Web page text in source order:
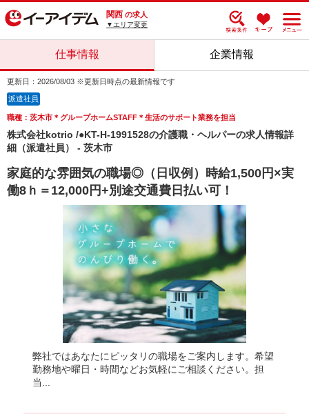
関西 の求人
▼エリア変更
仕事情報 企業情報
更新日：2026/08/03 ※更新日時点の最新情報です
派遣社員
職種：茨木市＊グループホームSTAFF＊生活のサポート業務を担当
株式会社kotrio /●KT-H-1991528の介護職・ヘルパーの求人情報詳
細（派遣社員） - 茨木市
家庭的な雰囲気の職場◎（日収例）時給1,500円×実
働8ｈ＝12,000円+別途交通費日払い可！
弊社ではあなたにピッタリの職場をご案内します。希望
勤務地や曜日・時間などお気軽にご相談ください。担
当...